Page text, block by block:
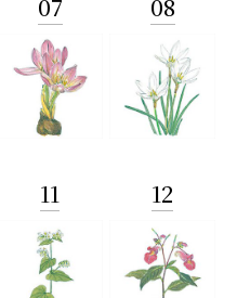
07 08
11 12